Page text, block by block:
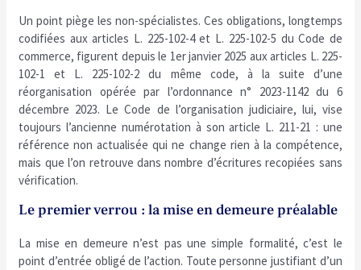
Un point piège les non-spécialistes. Ces obligations, longtemps
codifiées aux articles L. 225-102-4 et L. 225-102-5 du Code de
commerce, figurent depuis le 1er janvier 2025 aux articles L. 225-
102-1 et L. 225-102-2 du même code, à la suite d’une
réorganisation opérée par l’ordonnance n° 2023-1142 du 6
décembre 2023. Le Code de l’organisation judiciaire, lui, vise
toujours l’ancienne numérotation à son article L. 211-21 : une
référence non actualisée qui ne change rien à la compétence,
mais que l’on retrouve dans nombre d’écritures recopiées sans
vérification.
Le premier verrou : la mise en demeure préalable
La mise en demeure n’est pas une simple formalité, c’est le
point d’entrée obligé de l’action. Toute personne justifiant d’un